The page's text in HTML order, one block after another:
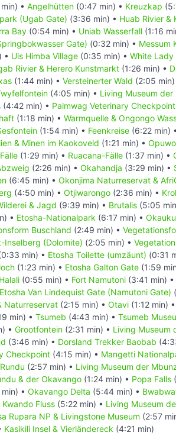
• Angelhütten (0:47 min) • Kreuzkap
(Ugab Gate) (3:36 min) • Huab Rivier &
Bay (0:54 min) • Uniab Wasserfall (1:16
Gate) (0:32 min) • Messum
• Uis Himba Village (0:35 min) • White Lady
Rivier & Herero Kunstmarkt (1:26 min) •
(1:44 min) • Versteinerter Wald (2:05 min)
(4:05 min) • Living Museum der
(4:42 min) • Palmwag Veterinary Checkpoint
(1:18 min) • Warmquelle & Ongongo
(1:54 min) • Feenkreise (6:22 min) •
& Minen im Kaokoveld (1:21 min) • Opuwo
(1:29 min) • Ruacana-Fälle (1:37 min) •
(2:26 min) • Okahandja (3:29 min) •
(6:45 min) • Okonjima Naturreservat &
(4:50 min) • Otjiwarongo (2:36 min) •
& Jagd (9:39 min) • Brutalis (5:05
• Etosha-Nationalpark (6:17 min) •
Buschland (2:49 min) •
Inselberg (Dolomite) (2:05 min) •
min) • Etosha Toilette (umzäunt) (0:31
(1:23 min) • Etosha Galton Gate (1:59
Halali (0:55 min) • Fort Namutoni (3:41 min) •
Etosha Van Lindequist Gate (Namutoni Gate)
Naturreservat (2:15 min) • Otavi (1:12 min) •
min) • Tsumeb (4:43 min) • Tsumeb
• Grootfontein (2:31 min) • Living Museum
(3:46 min) • Dorsland Trekker Baobab
Checkpoint (4:15 min) • Mangetti
Rundu (2:57 min) • Living Museum der
& der Okavango (1:24 min) • Popa Falls
• Okavango Delta (5:44 min) •
Kwando Fluss (5:22 min) • Living Museum
Rupara NP & Livingstone Museum (2:57
Kasikili Insel & Vierländereck (4:21 min)